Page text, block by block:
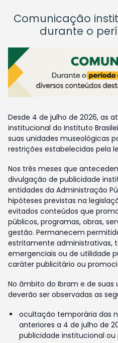
Comunicação
durante o
Desde 4 de julho de 2026, as
institucional do Instituto
suas unidades museológicas
restrições estabelecidas pela
Nos três meses que
divulgação de publicidade
entidades da Administração
hipóteses previstas na
evitados conteúdos que
públicos, programas, obras,
gestão. Permanecem
estritamente administrativas,
emergenciais ou de utilidade
caráter publicitário ou
No âmbito do Ibram e de suas
deverão ser observadas as
ocultação temporária das
anteriores a 4 de julho de
publicidade institucional